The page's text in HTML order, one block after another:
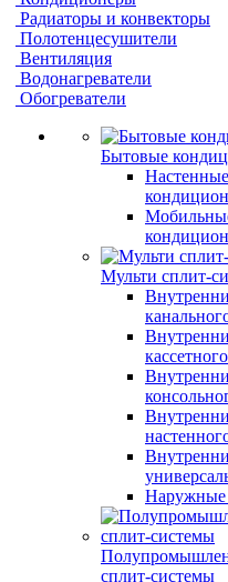
Радиаторы и конвекторы
Полотенцесушители
Вентиляция
Водонагреватели
Обогреватели
Бытовые
Настенные
Мульти сплит-
Наружные
сплит-системы